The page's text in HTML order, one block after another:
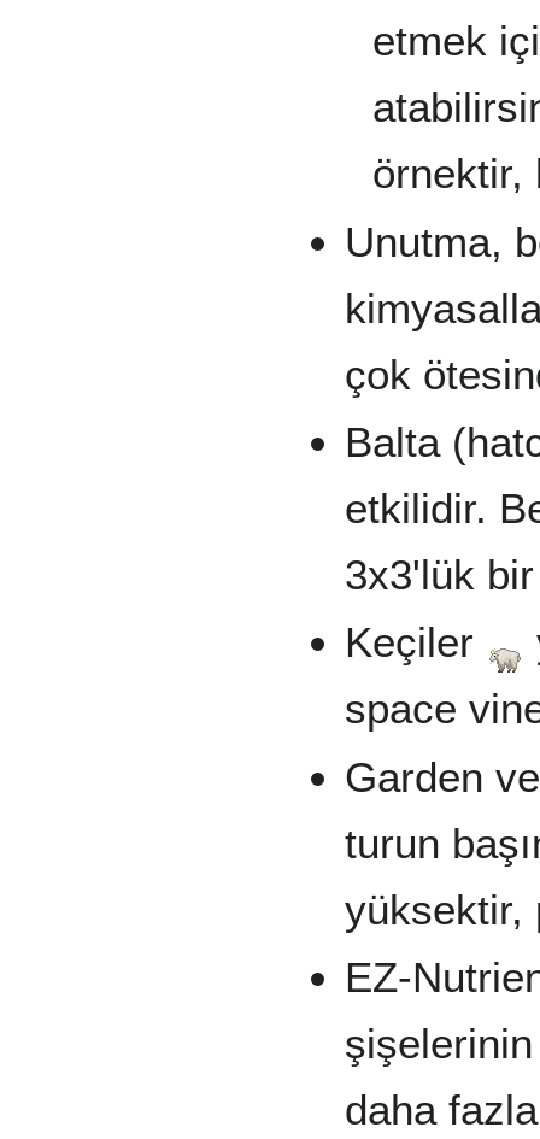
etmek
örnektir,
Unutma,
çok
Balta
etkilidir.
3x3'lük
Keçiler
space
Garden
turun
yüksektir,
EZ-
daha